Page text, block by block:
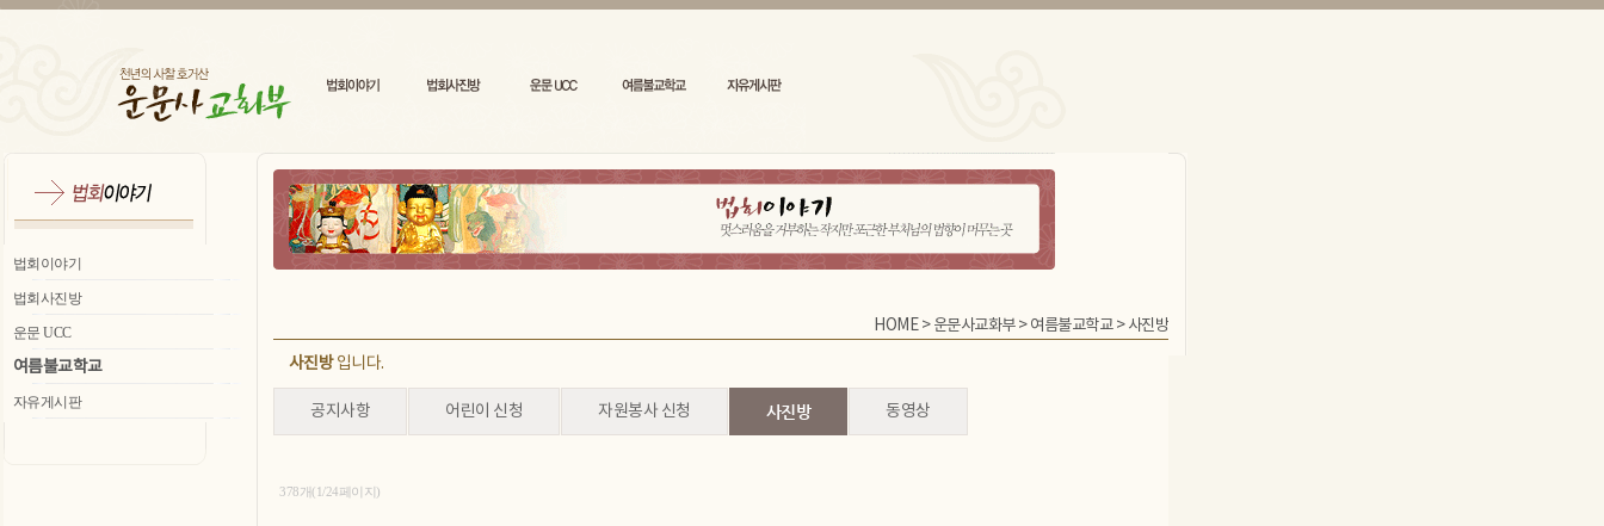
법회이야기
법회사진방
운문 UCC
여름불교학교
자유게시판
HOME>운문사교화부>여름불교학교>사진방
사진방입니다.
공지사항 어린이 신청 자원봉사 신청 사진방 동영상
378개(1/24페이지)